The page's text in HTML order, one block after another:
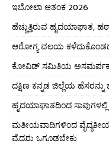
ಇಬೋಲಾ ಆತಂಕ 2026
ಹೆಚ್ಚುತ್ತಿರುವ ಹೃದಯಾಘಾತ,
ಆರೋಗ್ಯ ವಲಯ
ಕೋವಿಡ್ ಸಮಿತಿಯ ಅಸಮರ್ಪಕ
ದಕ್ಷಿಣ ಕನ್ನಡ ಜಿಲ್ಲೆಯ
ಹೃದಯಾಘಾತದಿಂದ
ಮತೀಯವಾದಿಗಳಿಂದ
ವೈದ್ಯರು ಒಗ್ಗೂಡಬೇಕು